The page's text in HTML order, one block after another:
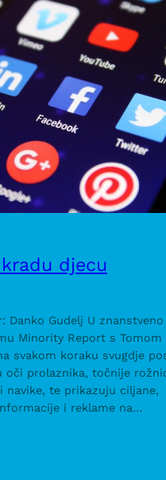
djecu
Danko Gudelj U znanstveno
Minority Report s Tomom
svakom koraku svugdje
oči prolaznika, točnije
navike, te prikazuju ciljane,
i reklame na…